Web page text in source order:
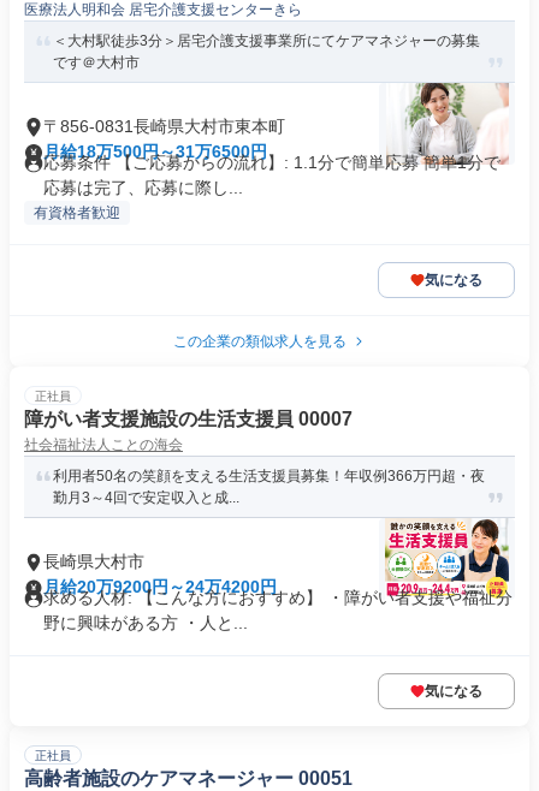
医療法人明和会 居宅介護支援センターきら
＜大村駅徒歩3分＞居宅介護支援事業所にてケアマネジャーの募集
です＠大村市
〒856-0831長崎県大村市東本町
月給18万500円～31万6500円
応募条件 【ご応募からの流れ】: 1.1分で簡単応募 簡単1分で
応募は完了、応募に際し...
有資格者歓迎
気になる
この企業の類似求人を見る
正社員
障がい者支援施設の生活支援員 00007
社会福祉法人ことの海会
利用者50名の笑顔を支える生活支援員募集！年収例366万円超・夜
勤月3～4回で安定収入と成...
長崎県大村市
月給20万9200円～24万4200円
求める人材: 【こんな方におすすめ】 ・障がい者支援や福祉分
野に興味がある方 ・人と...
気になる
正社員
高齢者施設のケアマネージャー 00051